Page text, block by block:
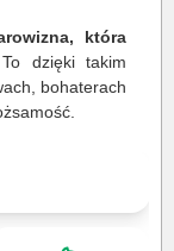
która
dzięki takim
bohaterach